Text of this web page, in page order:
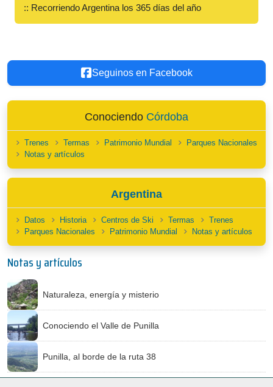
:: Recorriendo Argentina los 365 días del año
Seguinos en Facebook
Conociendo Córdoba
Trenes Termas Patrimonio Mundial
Parques Nacionales
Notas y artículos
Argentina
Datos Historia Centros de Ski Termas
Trenes
Parques Nacionales
Patrimonio Mundial Notas y artículos
Notas y artículos
Naturaleza, energía y misterio
Conociendo el Valle de Punilla
Punilla, al borde de la ruta 38